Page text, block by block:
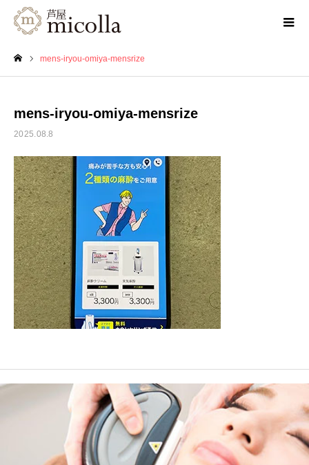
mens-iryou-omiya-mensrize
mens-iryou-omiya-mensrize
2025.08.8